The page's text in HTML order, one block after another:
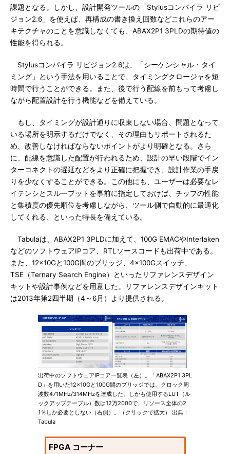
課題となる。しかし、設計開発ツールの「Stylusコンパイラ リビ
ジョン2.6」を使えば、再構成の書き換え回数などこれらのアー
キテクチャのことを意識しなくても、ABAX2P1 3PLDの期待値の
性能を得られる。
Stylusコンパイラ リビジョン2.6は、「シーケンシャル・タイ
ミング」という手法を用いることで、タイミングクロージャを短
時間で行うことができる。また、後で行う配線を前もって考慮し
ながら配置設計を行う機能などを備えている。
もし、タイミングが設計通りに収束しない場合、問題となって
いる場所を明示するだけでなく、その理由もリポートされるた
め、改善しなければならないポイントがより明確となる。さら
に、配線を意識した配置が行われるため、設計の早い段階でイン
ターコネクトの遅延などをより正確に把握でき、設計作業の手戻
りを少なくすることができる。この他にも、ユーザーは必要なレ
イテンシとスループットを事前に指定しておけば、チップの性能
と集積度の優先順位を考慮しながら、ツール側で自動的に最適化
してくれる、といった特長を備えている。
Tabulaは、ABAX2P1 3PLDに加えて、100G EMACやInterlaken
などのソフトウェアIPコア、RTLソースコードも出荷中である。
また、12×10Gと100G間のブリッジ、4×100Gスイッチ、
TSE（Ternary Search Engine）といったリファレンスデザイン
キットや設計事例などを用意した。リファレンスデザインキット
は2013年第2四半期（4～6月）より提供される。
出荷中のソフトウェアIPコア一覧表（左）。「ABAX2P1 3PL
D」を用いた12×10Gと100G間のブリッジでは、クロック周
波数471MHz/314MHzを達成した。しかも使用するLUT（ル
ックアップテーブル）数は12万2000で、リソース全体の2
1％しか必要としない（右側）。（クリックで拡大） 出典：
Tabula
FPGA コーナー